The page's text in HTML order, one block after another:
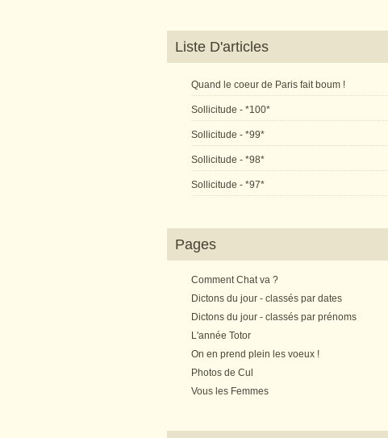
Liste D'articles
Quand le coeur de Paris fait boum !
Sollicitude - *100*
Sollicitude - *99*
Sollicitude - *98*
Sollicitude - *97*
Pages
Comment Chat va ?
Dictons du jour - classés par dates
Dictons du jour - classés par prénoms
L'année Totor
On en prend plein les voeux !
Photos de Cul
Vous les Femmes